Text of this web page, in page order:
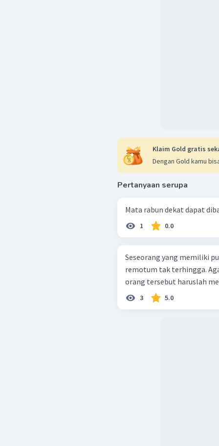
Klaim Gold gratis
Dengan Gold kamu
Pertanyaan serupa
Mata rabun dekat dapat
1 0.0
Seseorang yang memiliki
remotum tak terhingga.
orang tersebut haruslah
3 5.0